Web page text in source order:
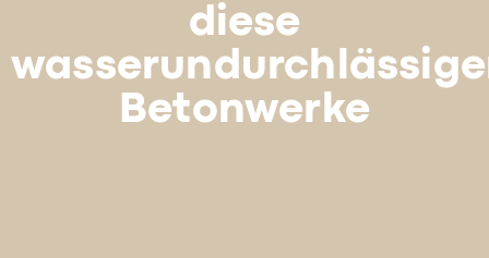
diese
Betonwerke